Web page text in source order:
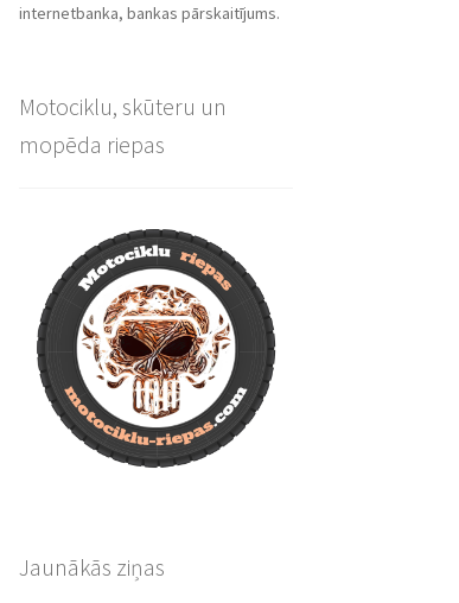
internetbanka, bankas pārskaitījums.
Motociklu, skūteru un
mopēda riepas
Jaunākās ziņas